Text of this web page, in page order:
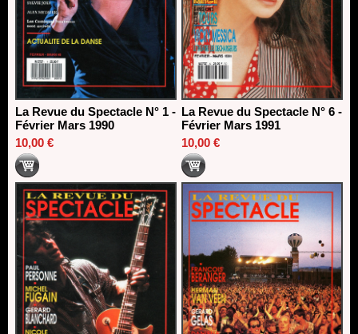
La Revue du Spectacle N° 1 -
Février Mars 1990
10,00 €
La Revue du Spectacle N° 6 -
Février Mars 1991
10,00 €